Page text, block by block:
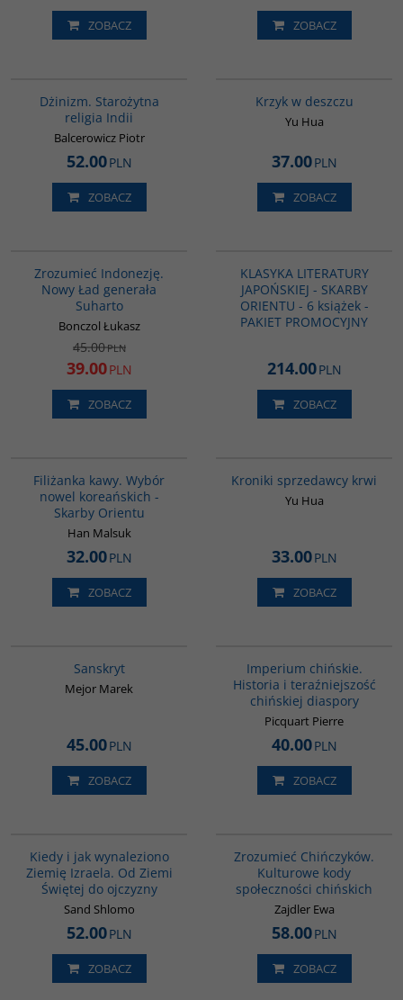
ZOBACZ ZOBACZ
Dżinizm. Starożytna
religia Indii
Balcerowicz Piotr
52.00PLN
ZOBACZ
Krzyk w deszczu
Yu Hua
37.00PLN
ZOBACZ
Zrozumieć Indonezję.
Nowy Ład generała
Suharto
Bonczol Łukasz
45.00PLN
39.00PLN
ZOBACZ
KLASYKA LITERATURY
JAPOŃSKIEJ - SKARBY
ORIENTU - 6 książek -
PAKIET PROMOCYJNY
214.00PLN
ZOBACZ
Filiżanka kawy. Wybór
nowel koreańskich -
Skarby Orientu
Han Malsuk
32.00PLN
ZOBACZ
Kroniki sprzedawcy krwi
Yu Hua
33.00PLN
ZOBACZ
Sanskryt
Mejor Marek
45.00PLN
ZOBACZ
Imperium chińskie.
Historia i teraźniejszość
chińskiej diaspory
Picquart Pierre
40.00PLN
ZOBACZ
Kiedy i jak wynaleziono
Ziemię Izraela. Od Ziemi
Świętej do ojczyzny
Sand Shlomo
52.00PLN
ZOBACZ
Zrozumieć Chińczyków.
Kulturowe kody
społeczności chińskich
Zajdler Ewa
58.00PLN
ZOBACZ